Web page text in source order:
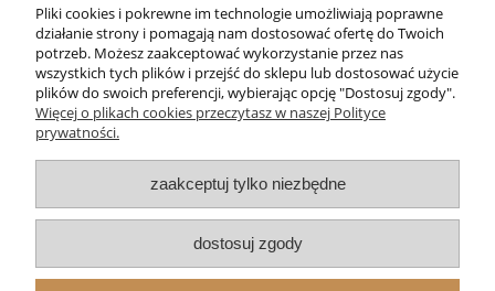
Pomoc
Moje konto
O nas
Pliki cookies i pokrewne im technologie umożliwiają poprawne
działanie strony i pomagają nam dostosować ofertę do Twoich
potrzeb. Możesz zaakceptować wykorzystanie przez nas
wszystkich tych plików i przejść do sklepu lub dostosować użycie
plików do swoich preferencji, wybierając opcję "Dostosuj zgody".
Więcej o plikach cookies przeczytasz w naszej Polityce
prywatności.
zaakceptuj tylko niezbędne
dostosuj zgody